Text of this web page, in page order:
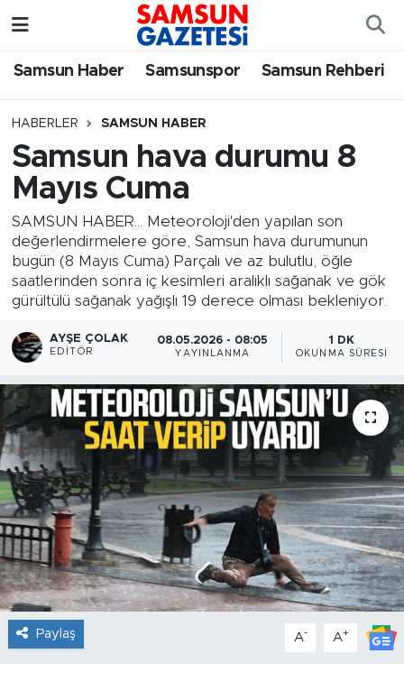
Samsun Haber Samsunspor Samsun Rehberi
HABERLER SAMSUN HABER
Samsun hava durumu 8
Mayıs Cuma
SAMSUN HABER... Meteoroloji'den yapılan son
değerlendirmelere göre, Samsun hava durumunun
bugün (8 Mayıs Cuma) Parçalı ve az bulutlu, öğle
saatlerinden sonra iç kesimleri aralıklı sağanak ve gök
gürültülü sağanak yağışlı 19 derece olması bekleniyor.
AYŞE ÇOLAK
EDITÖR
08.05.2026 - 08:05
YAYINLANMA
1 DK
OKUNMA SÜRESI
Paylaş A- A+
Samsun Haber
Samsun Rehberi
Resmi İlanlar
Samsun Nöbetçi Eczaneler
SAMSUN Namaz Vakitleri
Samsun Trafik Yoğunluk Haritası
Süper Lig Puan Durumu ve Fikstür
Tüm Manşetler
Son Dakika Haberleri
Haber Arşivi